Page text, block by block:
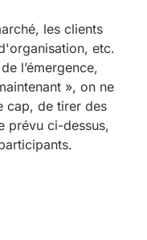
les clients
etc.
l’émergence,
», on ne
cap, de tirer des
prévu ci-dessus,